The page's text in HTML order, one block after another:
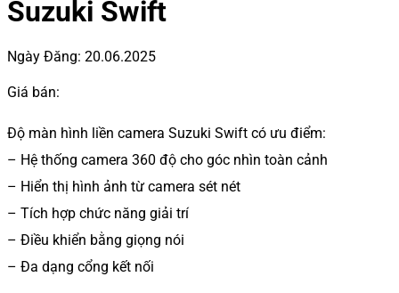
Suzuki Swift
Ngày Đăng: 20.06.2025
Giá bán:
Độ màn hình liền camera Suzuki Swift có ưu điểm:
– Hệ thống camera 360 độ cho góc nhìn toàn cảnh
– Hiển thị hình ảnh từ camera sét nét
– Tích hợp chức năng giải trí
– Điều khiển bằng giọng nói
– Đa dạng cổng kết nối